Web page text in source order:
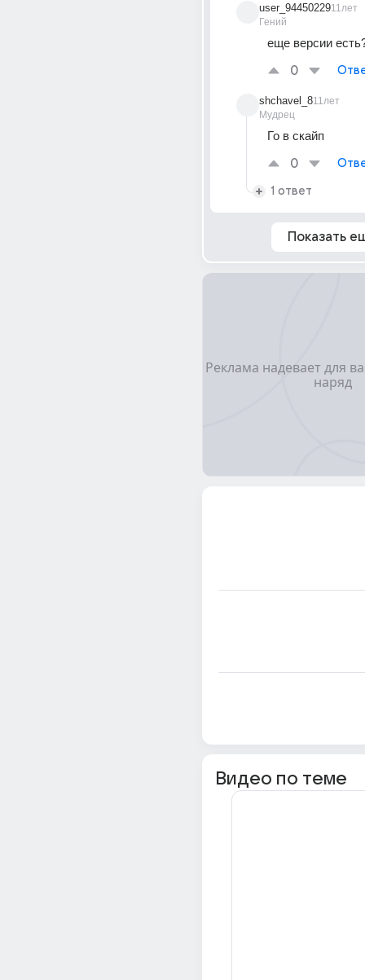
user_94450229
Гений
11лет
еще версии
0
shchavel_8
Мудрец
11лет
Го в скайп
0
1 ответ
Показать
Видео по теме